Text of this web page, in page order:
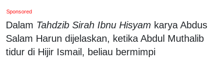
Sponsored
Dalam Tahdzib Sirah Ibnu Hisyam karya Abdus
Salam Harun dijelaskan, ketika Abdul Muthalib
tidur di Hijir Ismail, beliau bermimpi